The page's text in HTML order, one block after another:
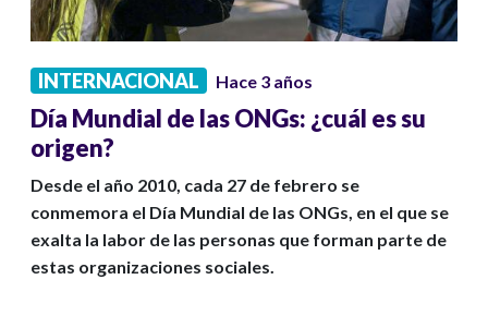
INTERNACIONAL Hace 3 años
Día Mundial de las ONGs: ¿cuál es su
origen?
Desde el año 2010, cada 27 de febrero se
conmemora el Día Mundial de las ONGs, en el que se
exalta la labor de las personas que forman parte de
estas organizaciones sociales.